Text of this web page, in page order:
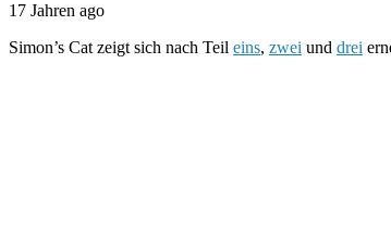
17 Jahren ago
Simon’s Cat zeigt sich nach Teil eins, zwei und drei